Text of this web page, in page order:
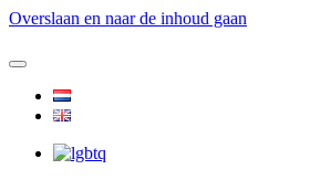
Overslaan en naar de inhoud gaan